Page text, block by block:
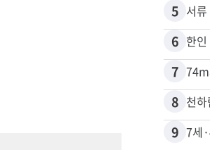
5
6
7
8
9